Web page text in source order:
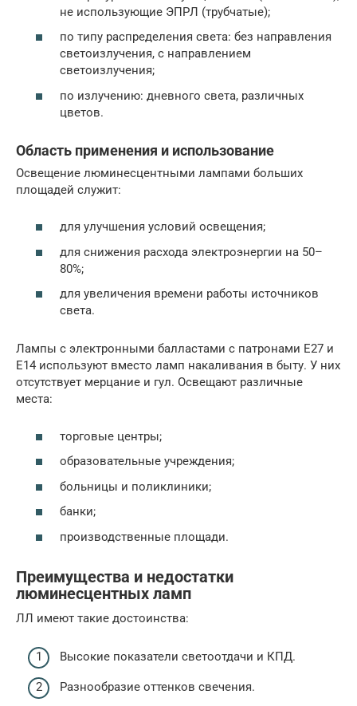
не использующие ЭПРЛ (трубчатые);
по типу распределения света: без направления
светоизлучения, с направлением
светоизлучения;
по излучению: дневного света, различных
цветов.
Область применения и использование
Освещение люминесцентными лампами больших
площадей служит:
для улучшения условий освещения;
для снижения расхода электроэнергии на 50–
80%;
для увеличения времени работы источников
света.
Лампы с электронными балластами с патронами E27 и
E14 используют вместо ламп накаливания в быту. У них
отсутствует мерцание и гул. Освещают различные
места:
торговые центры;
образовательные учреждения;
больницы и поликлиники;
банки;
производственные площади.
Преимущества и недостатки
люминесцентных ламп
ЛЛ имеют такие достоинства:
Высокие показатели светоотдачи и КПД.
Разнообразие оттенков свечения.